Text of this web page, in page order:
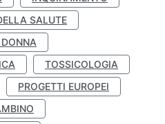
SALUTE
TOSSICOLOGIA
PROGETTI EUROPEI